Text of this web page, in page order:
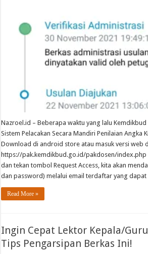
Nazroel.id – Beberapa waktu yang lalu
Sistem Pelacakan Secara Mandiri Penilaian Angka
Download di android store atau masuk versi web
https://pak.kemdikbud.go.id/pakdosen/index.php
dan tekan tombol Request Access, kita akan
dan password) melalui email terdaftar yang
Read More »
Ingin Cepat Lektor Kepala/
Tips Pengarsipan Berkas Ini!